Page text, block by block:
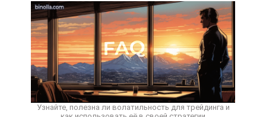
Узнайте, полезна ли волатильность для трейдинга и